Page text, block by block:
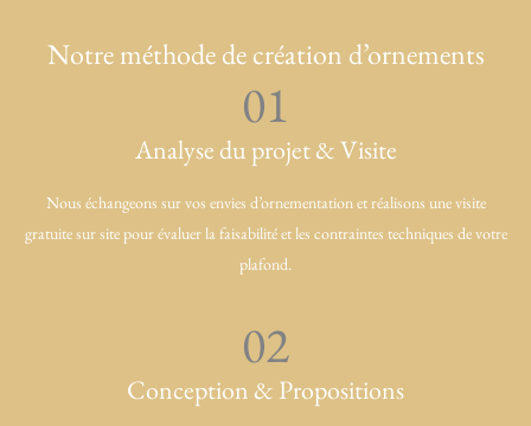
Notre méthode de création d’ornements
01
Analyse du projet & Visite
Nous échangeons sur vos envies d’ornementation et réalisons une visite
gratuite sur site pour évaluer la faisabilité et les contraintes techniques de votre
plafond.
02
Conception & Propositions